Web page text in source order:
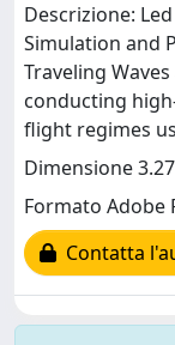
Descrizione:
Simulation and
Traveling
conducting
flight regimes
Dimensione
Formato Adobe
Contatta